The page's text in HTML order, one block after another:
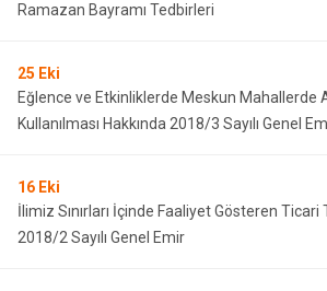
Ramazan Bayramı Tedbirleri
25 Eki
Eğlence ve Etkinliklerde Meskun Mahallerde
Kullanılması Hakkında 2018/3 Sayılı Genel
16 Eki
İlimiz Sınırları İçinde Faaliyet Gösteren Ticari
2018/2 Sayılı Genel Emir